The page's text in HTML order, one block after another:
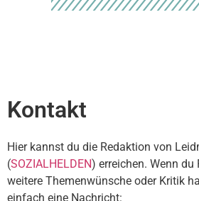
Kontakt
Hier kannst du die Redaktion von
(SOZIALHELDEN) erreichen. Wenn du
weitere Themenwünsche oder Kritik
einfach eine Nachricht: